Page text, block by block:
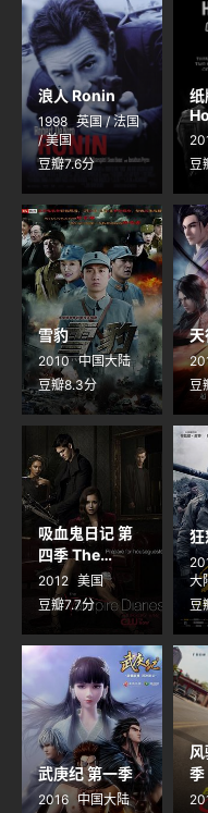
浪人 Ronin
1998 英国 / 法国
/ 美国
豆瓣7.6分
纸
豆
雪豹
2010 中国大陆
豆瓣8.3分
天
豆
吸血鬼日记 第
四季 The
Vampire
Diaries
Season 4
2012 美国
豆瓣7.7分
狂
大
豆
武庚纪 第一季
2016 中国大陆
风